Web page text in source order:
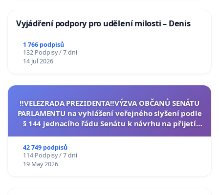
Vyjádření podpory pro udělení milosti – Denis
1 766 podpisů
132 Podpisy / 7 dní
14 Jul 2026
‼️VELEZRADA PREZIDENTA‼️VÝZVA OBČANŮ SENÁTU
PARLAMENTU na vyhlášení veřejného slyšení podle
§ 144 jednacího řádu Senátu k návrhu na přijetí
42 749 podpisů
114 Podpisy / 7 dní
19 May 2026